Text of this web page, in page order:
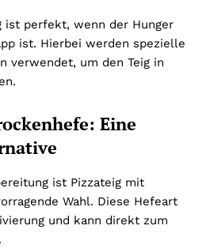
ist perfekt, wenn der Hunger
ist. Hierbei werden spezielle
verwendet, um den Teig in
Eine
ist Pizzateig mit
Wahl. Diese Hefeart
und kann direkt zum